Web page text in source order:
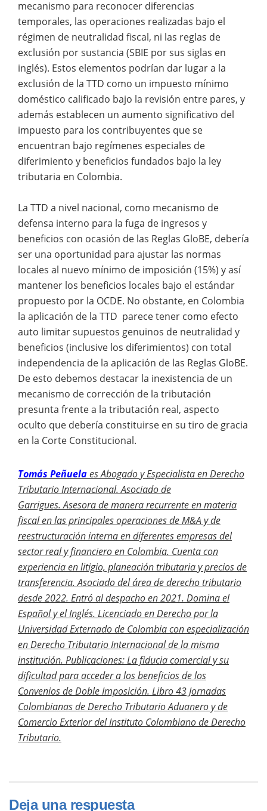
mecanismo para reconocer diferencias
temporales, las operaciones realizadas bajo el
régimen de neutralidad fiscal, ni las reglas de
exclusión por sustancia (SBIE por sus siglas en
inglés). Estos elementos podrían dar lugar a la
exclusión de la TTD como un impuesto mínimo
doméstico calificado bajo la revisión entre pares, y
además establecen un aumento significativo del
impuesto para los contribuyentes que se
encuentran bajo regímenes especiales de
diferimiento y beneficios fundados bajo la ley
tributaria en Colombia.
La TTD a nivel nacional, como mecanismo de
defensa interno para la fuga de ingresos y
beneficios con ocasión de las Reglas GloBE, debería
ser una oportunidad para ajustar las normas
locales al nuevo mínimo de imposición (15%) y así
mantener los beneficios locales bajo el estándar
propuesto por la OCDE. No obstante, en Colombia
la aplicación de la TTD parece tener como efecto
auto limitar supuestos genuinos de neutralidad y
beneficios (inclusive los diferimientos) con total
independencia de la aplicación de las Reglas GloBE.
De esto debemos destacar la inexistencia de un
mecanismo de corrección de la tributación
presunta frente a la tributación real, aspecto
oculto que debería constituirse en su tiro de gracia
en la Corte Constitucional.
Tomás Peñuelaes Abogado y Especialista en Derecho
Tributario Internacional. Asociado de
Garrigues. Asesora de manera recurrente en materia
fiscal en las principales operaciones de M&A y de
reestructuración interna en diferentes empresas del
sector real y financiero en Colombia. Cuenta con
experiencia en litigio, planeación tributaria y precios de
transferencia. Asociado del área de derecho tributario
desde 2022. Entró al despacho en 2021. Domina el
Español y el Inglés. Licenciado en Derecho por la
Universidad Externado de Colombia con especialización
en Derecho Tributario Internacional de la misma
institución. Publicaciones:La fiducia comercial y su
dificultad para acceder a los beneficios de los
Convenios de Doble Imposición. Libro 43 Jornadas
Colombianas de Derecho Tributario Aduanero y de
Comercio Exterior del Instituto Colombiano de Derecho
Tributario.
Deja una respuesta